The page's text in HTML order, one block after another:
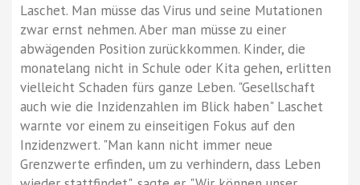
Laschet. Man müsse das Virus und seine Mutationen
zwar ernst nehmen. Aber man müsse zu einer
abwägenden Position zurückkommen. Kinder, die
monatelang nicht in Schule oder Kita gehen, erlitten
vielleicht Schaden fürs ganze Leben. "Gesellschaft
auch wie die Inzidenzahlen im Blick haben" Laschet
warnte vor einem zu einseitigen Fokus auf den
Inzidenzwert. "Man kann nicht immer neue
Grenzwerte erfinden, um zu verhindern, dass Leben